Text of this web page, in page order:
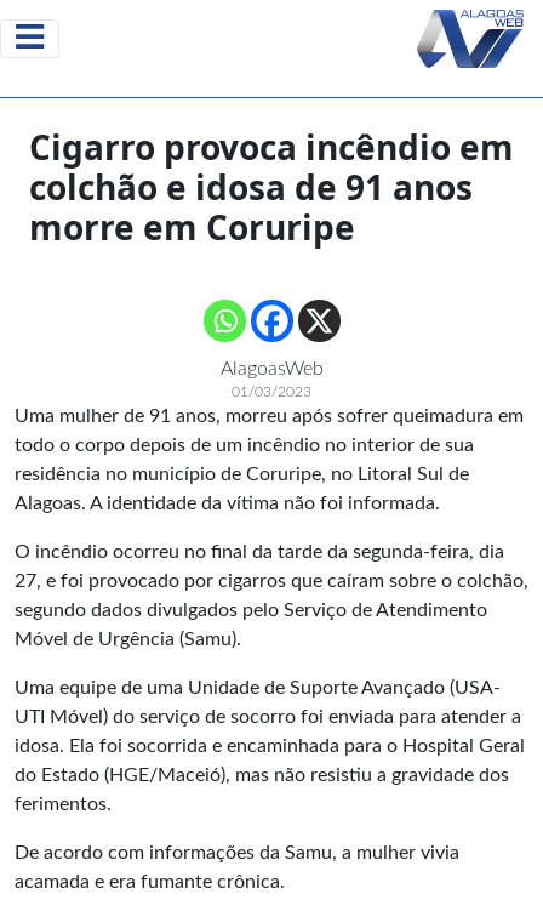
Cigarro provoca incêndio em
colchão e idosa de 91 anos
morre em Coruripe
AlagoasWeb
01/03/2023
Uma mulher de 91 anos, morreu após sofrer queimadura em
todo o corpo depois de um incêndio no interior de sua
residência no município de Coruripe, no Litoral Sul de
Alagoas. A identidade da vítima não foi informada.
O incêndio ocorreu no final da tarde da segunda-feira, dia
27, e foi provocado por cigarros que caíram sobre o colchão,
segundo dados divulgados pelo Serviço de Atendimento
Móvel de Urgência (Samu).
Uma equipe de uma Unidade de Suporte Avançado (USA-
UTI Móvel) do serviço de socorro foi enviada para atender a
idosa. Ela foi socorrida e encaminhada para o Hospital Geral
do Estado (HGE/Maceió), mas não resistiu a gravidade dos
ferimentos.
De acordo com informações da Samu, a mulher vivia
acamada e era fumante crônica.